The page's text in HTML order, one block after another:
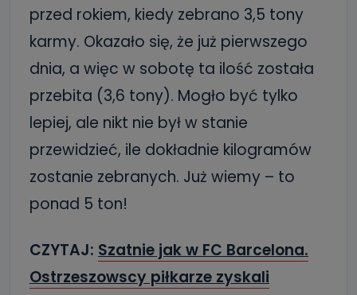
przed rokiem, kiedy zebrano 3,5 tony
karmy. Okazało się, że już pierwszego
dnia, a więc w sobotę ta ilość została
przebita (3,6 tony). Mogło być tylko
lepiej, ale nikt nie był w stanie
przewidzieć, ile dokładnie kilogramów
zostanie zebranych. Już wiemy – to
ponad 5 ton!
CZYTAJ: Szatnie jak w FC Barcelona.
Ostrzeszowscy piłkarze zyskali